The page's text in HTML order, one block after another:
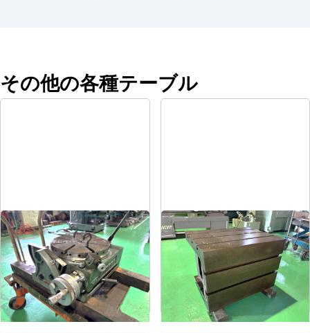
その他の各種テーブル
傾斜円テーブル
メーカー 日研
形 式 NST-300HP
年 式1980
ラジアル用テーブル
メーカー
式-
式-